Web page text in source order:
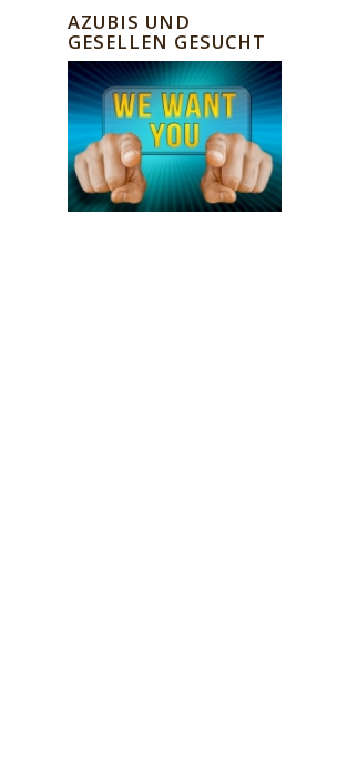
AZUBIS UND
GESELLEN GESUCHT